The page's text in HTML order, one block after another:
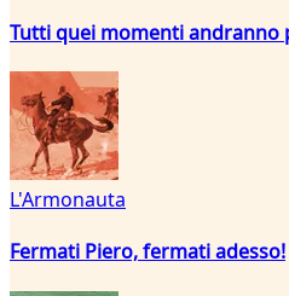
Tutti quei momenti andranno
L'Armonauta
Fermati Piero, fermati adesso!